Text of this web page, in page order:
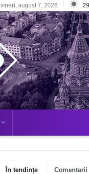
vineri, august 7, 2026 29
În tendințe Comentarii